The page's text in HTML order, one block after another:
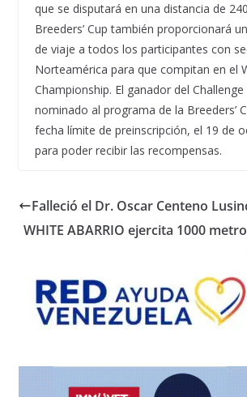
que se disputará en una distancia de
Breeders’ Cup también proporcionará
de viaje a todos los participantes con
Norteamérica para que compitan en el
Championship. El ganador del
nominado al programa de la Breeders’
fecha límite de preinscripción, el 19 de
para poder recibir las recompensas.
Falleció el Dr. Oscar Centeno
WHITE ABARRIO ejercita 1000